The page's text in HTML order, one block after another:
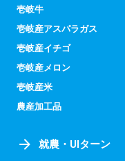
壱岐牛
壱岐産アスパラガス
壱岐産イチゴ
壱岐産メロン
壱岐産米
農産加工品
就農・UIターン